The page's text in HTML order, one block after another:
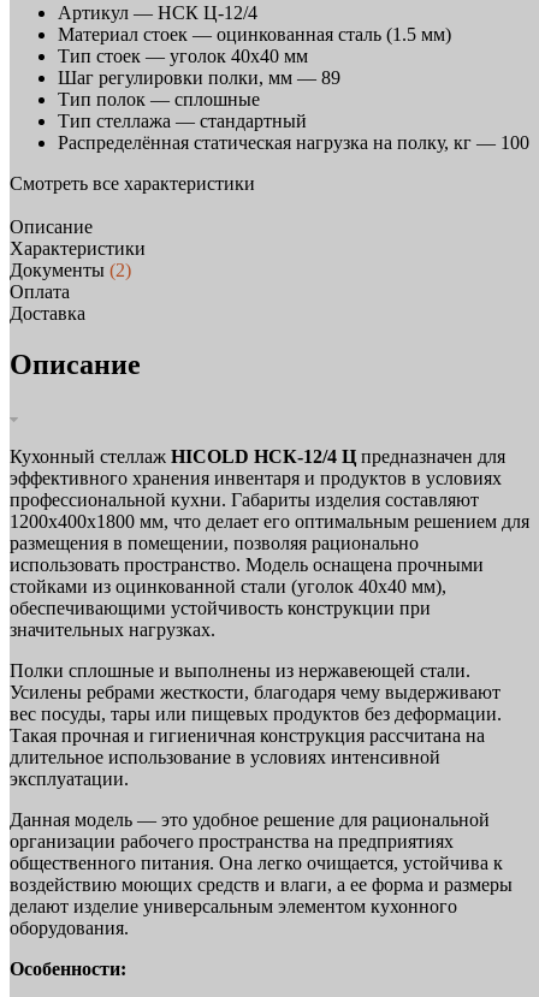
Артикул — НСК Ц-12/4
Материал стоек — оцинкованная сталь (1.5 мм)
Тип стоек — уголок 40х40 мм
Шаг регулировки полки, мм — 89
Тип полок — сплошные
Тип стеллажа — стандартный
Распределённая статическая нагрузка на полку, кг — 100
Смотреть все характеристики
Описание
Характеристики
Документы (2)
Оплата
Доставка
Описание
Кухонный стеллаж HICOLD НСК-12/4 Ц предназначен для
эффективного хранения инвентаря и продуктов в условиях
профессиональной кухни. Габариты изделия составляют
1200х400х1800 мм, что делает его оптимальным решением для
размещения в помещении, позволяя рационально
использовать пространство. Модель оснащена прочными
стойками из оцинкованной стали (уголок 40х40 мм),
обеспечивающими устойчивость конструкции при
значительных нагрузках.
Полки сплошные и выполнены из нержавеющей стали.
Усилены ребрами жесткости, благодаря чему выдерживают
вес посуды, тары или пищевых продуктов без деформации.
Такая прочная и гигиеничная конструкция рассчитана на
длительное использование в условиях интенсивной
эксплуатации.
Данная модель — это удобное решение для рациональной
организации рабочего пространства на предприятиях
общественного питания. Она легко очищается, устойчива к
воздействию моющих средств и влаги, а ее форма и размеры
делают изделие универсальным элементом кухонного
оборудования.
Особенности: